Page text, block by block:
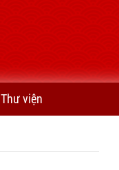
Thư viện